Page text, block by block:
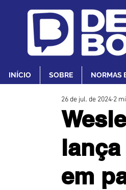
INÍCIO SOBRE NORMAS
em
26 de jul. de 2024 2